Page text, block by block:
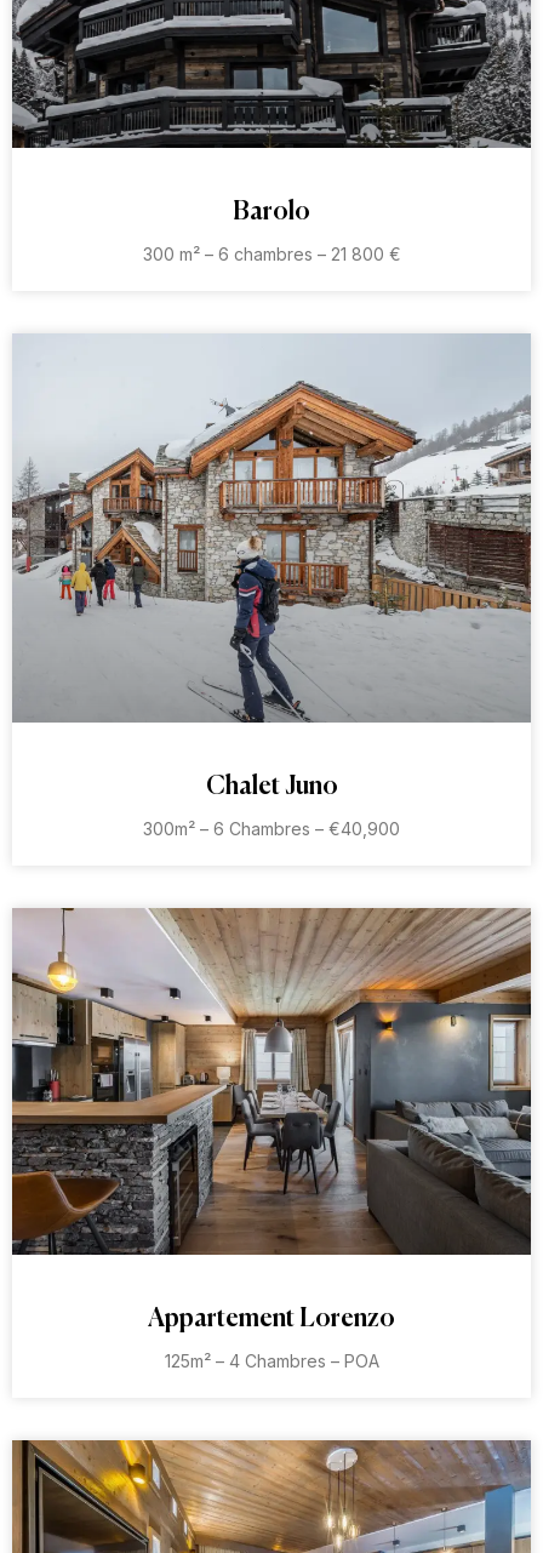
Barolo
300 m² – 6 chambres – 21 800 €
Chalet Juno
300m² – 6 Chambres – €40,900
Appartement Lorenzo
125m² – 4 Chambres – POA